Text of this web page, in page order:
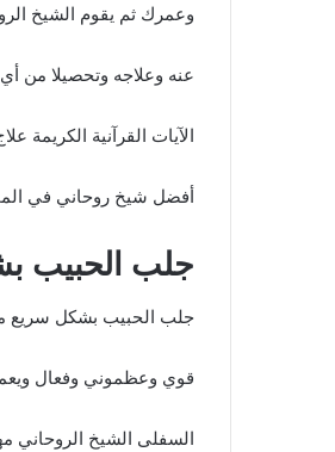
وعمرك ثم يقوم الشيخ
عنه وعلاجه وتحصيلا من
الآيات القرآنية الكريمة
أفضل شيخ روحاني في
جلب الحبيب
جلب الحبيب بشكل سريع
قوي وعظموني وفعال
السفلى الشيخ الروحاني